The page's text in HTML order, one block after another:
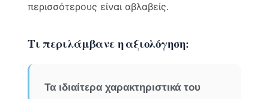
περισσότερους είναι αβλαβείς.
Τι περιλάμβανε η αξιολόγηση:
Τα ιδιαίτερα χαρακτηριστικά του